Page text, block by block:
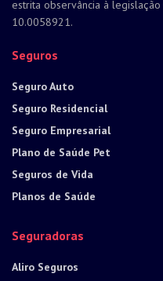
estrita observância à legislação
10.0058921.
Seguros
Seguro Auto
Seguro Residencial
Seguro Empresarial
Plano de Saúde Pet
Seguros de Vida
Planos de Saúde
Seguradoras
Aliro Seguros